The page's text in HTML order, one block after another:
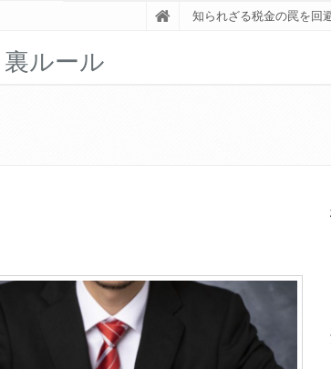
知られざる税金の罠を回
ルール